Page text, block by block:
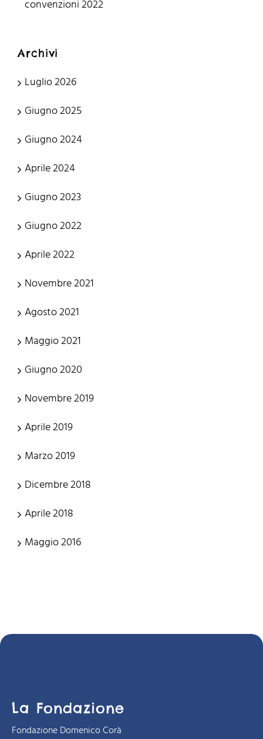
convenzioni 2022
Archivi
Luglio 2026
Giugno 2025
Giugno 2024
Aprile 2024
Giugno 2023
Giugno 2022
Aprile 2022
Novembre 2021
Agosto 2021
Maggio 2021
Giugno 2020
Novembre 2019
Aprile 2019
Marzo 2019
Dicembre 2018
Aprile 2018
Maggio 2016
La Fondazione
Fondazione Domenico Corà